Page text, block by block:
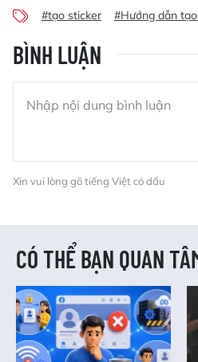
#tạo sticker #Hướng dẫn
BÌNH LUẬN
Xin vui lòng gõ tiếng Việt có dấu
CÓ THỂ BẠN QUAN